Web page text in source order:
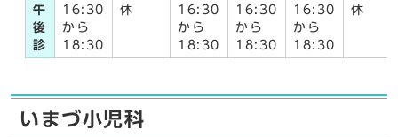
午
後
診
16:30
から
18:30
休
16:30
から
18:30
16:30
から
18:30
16:30
から
18:30
休
いまづ小児科